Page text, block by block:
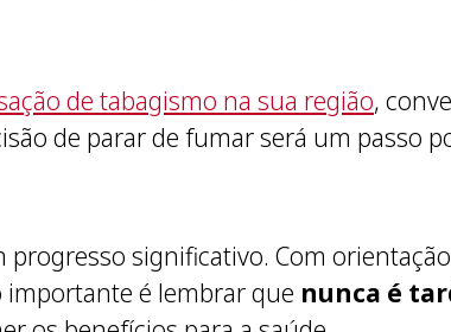
de tabagismo na sua região,
de parar de fumar será um passo
significativo. Com
importante é lembrar que nunca é